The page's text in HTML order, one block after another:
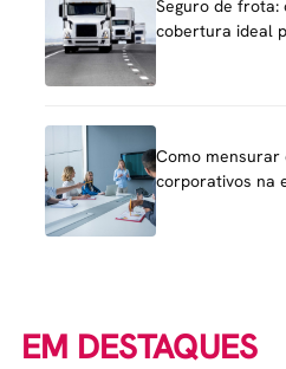
Seguro de frota:
cobertura ideal
Como mensurar
corporativos na
EM DESTAQUES